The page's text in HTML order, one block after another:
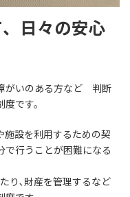
日々の安心
がいのある方など 判断
です。
施設を利用するための契
で行うことが困難になる
り､財産を管理するなど